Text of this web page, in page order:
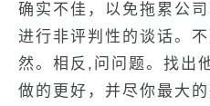
确实不佳，以免拖累公
进行非评判性的谈话。
然。相反,问问题。找出
做的更好，并尽你最大